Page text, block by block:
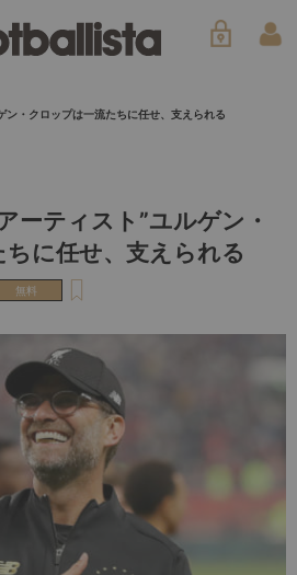
ン・クロップは一流たちに任せ、支えられる
ーティスト”ユルゲン・
に任せ、支えられる